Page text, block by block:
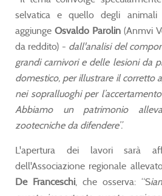
selvatica e quello degli animali
aggiunge Osvaldo Parolin (Anmvi
da reddito) - dall'analisi del
grandi carnivori e delle lesioni da
domestico, per illustrare il corretto
nei sopralluoghi per
Abbiamo un patrimonio
zootecniche da difendere”.
L'apertura dei lavori sarà
dell'Associazione regionale
De Franceschi , che osserva: “S